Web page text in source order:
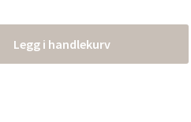
Legg i handlekurv